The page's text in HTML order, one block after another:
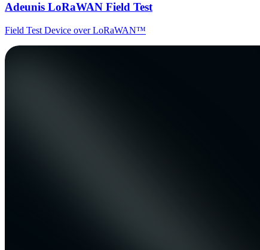
Adeunis LoRaWAN Field Test
Field Test Device over LoRaWAN™